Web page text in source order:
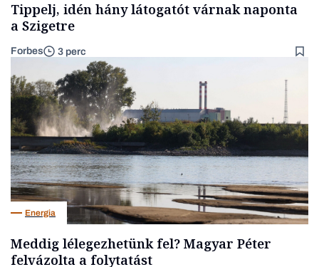
Tippelj, idén hány látogatót várnak naponta
a Szigetre
Forbes 3 perc
Energia
Meddig lélegezhetünk fel? Magyar Péter
felvázolta a folytatást